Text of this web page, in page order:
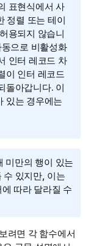
표현식에서 사
정렬 또는 테이
용되지 않습니
으로 비활성화
인터 레코드 차
이 인터 레코드
돌아갑니다. 이
있는 경우에는
미만의 행이 있는
수 있지만, 이는
따라 달라질 수
려면 각 함수에서